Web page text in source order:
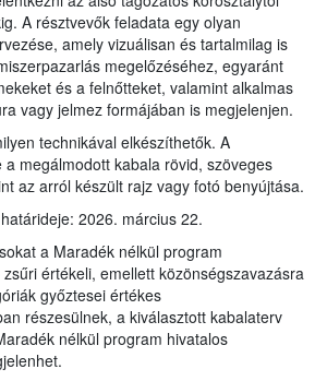
A résztvevők feladata egy olyan
amely vizuálisan és tartalmilag is
megelőzéséhez, egyaránt
és a felnőtteket, valamint alkalmas
vagy jelmez formájában is megjelenjen.
technikával elkészíthetők. A
a megálmodott kabala rövid, szöveges
az arról készült rajz vagy fotó benyújtása.
2026. március 22.
a Maradék nélkül program
értékeli, emellett közönségszavazásra
győztesei értékes
részesülnek, a kiválasztott kabalaterv
nélkül program hivatalos